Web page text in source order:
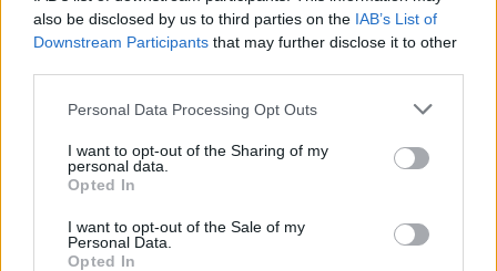
also be disclosed by us to third parties on the IAB’s List of
Downstream Participants that may further disclose it to other
Personal Data Processing Opt Outs
I want to opt-out of the Sharing of my
personal data.
Opted In
I want to opt-out of the Sale of my
Personal Data.
Opted In
Nors lenkų žaidimas nebuvo darnus iki
rungtynių pabaigos ir treneris Igoras
Miličičius neslėpė susierzinimo, šeimininkai
sugebėjo pasiekti pergalę 90:78.
J.Hardingas pelnė net 32 taškus (9/14
dvitaškių, 2/7 tritaškių, 8/8 baudų).